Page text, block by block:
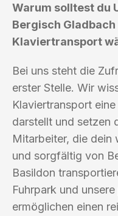
Warum solltest du
Bergisch
Klaviertransport
Bei uns steht die
erster Stelle. Wir
Klaviertransport
darstellt und setzen
Mitarbeiter, die dein
und sorgfältig von
Basildon
Fuhrpark und
ermöglichen einen